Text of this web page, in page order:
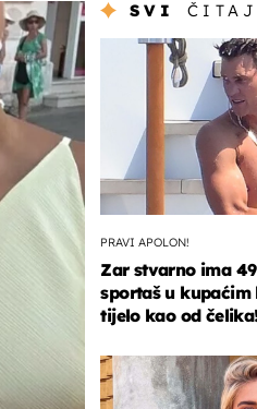
SVI
PRAVI APOLON!
Zar stvarno ima
sportaš u
tijelo kao od